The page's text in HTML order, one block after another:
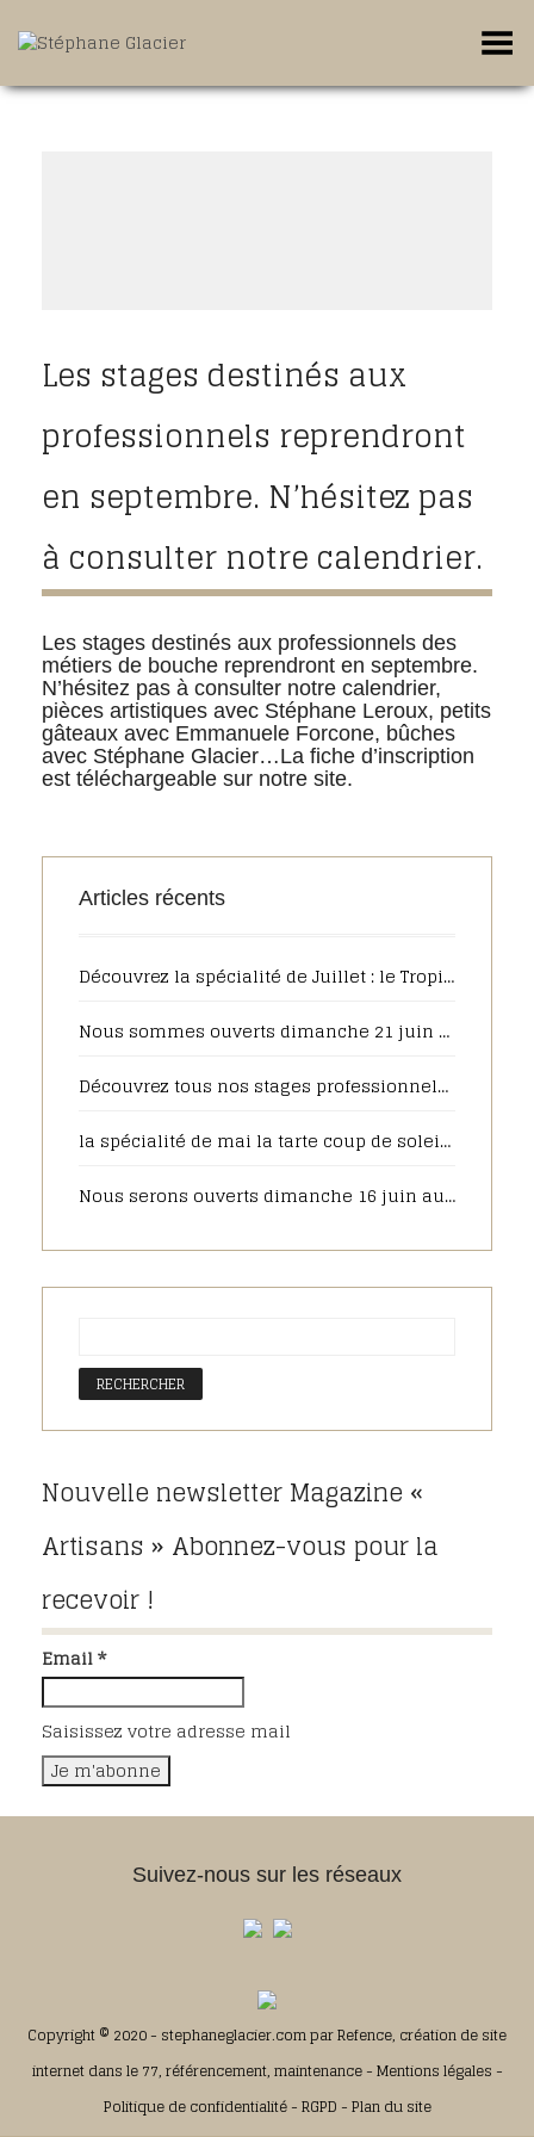
Toggle Menu
Les stages destinés aux
professionnels reprendront
en septembre. N’hésitez pas
à consulter notre calendrier.
Les stages destinés aux professionnels des
métiers de bouche reprendront en septembre.
N’hésitez pas à consulter notre calendrier,
pièces artistiques avec Stéphane Leroux, petits
gâteaux avec Emmanuele Forcone, bûches
avec Stéphane Glacier…La fiche d’inscription
est téléchargeable sur notre site.
Articles récents
Découvrez la spécialité de Juillet : le Tropique
Nous sommes ouverts dimanche 21 juin de 7h30 à 13h00 pour la fête des pères
Découvrez tous nos stages professionnels pour 2025
la spécialité de mai la tarte coup de soleil sera toujours disponible en juin, pour votre plus grand plaisir
Nous serons ouverts dimanche 16 juin au matin pour la fête des pères, pensez à commander sur notre pâtisserie en ligne.
Nouvelle newsletter Magazine «
Artisans » Abonnez-vous pour la
recevoir !
Email *
Saisissez votre adresse mail
Suivez-nous sur les réseaux
Copyright © 2020 - stephaneglacier.com parRefence, création de site
internet dans le 77, référencement, maintenance-Mentions légales -
Politique de confidentialité-RGPD -Plan du site